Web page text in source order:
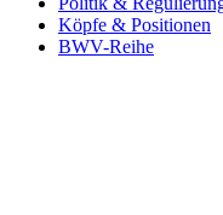
Köpfe & Positionen
BWV-Reihe